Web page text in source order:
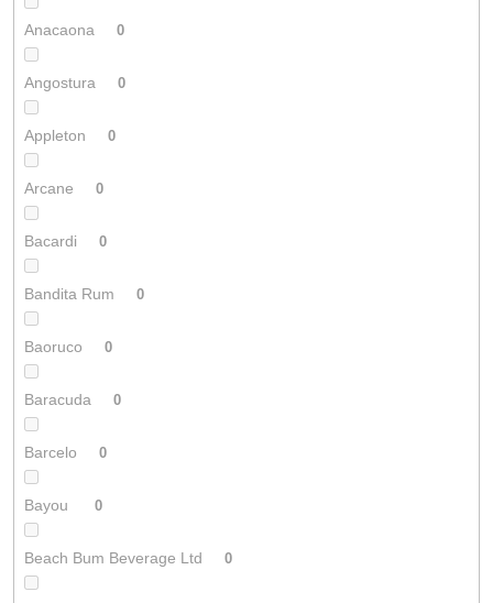
Anacaona 0
Angostura 0
Appleton 0
Arcane 0
Bacardi 0
Bandita Rum 0
Baoruco 0
Baracuda 0
Barcelo 0
Bayou 0
Beach Bum Beverage Ltd 0